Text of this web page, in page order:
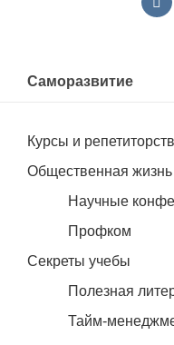
Саморазвитие
Курсы и
Общественная жизнь
Научные
Профком
Секреты учебы
Полезная
Тайм-